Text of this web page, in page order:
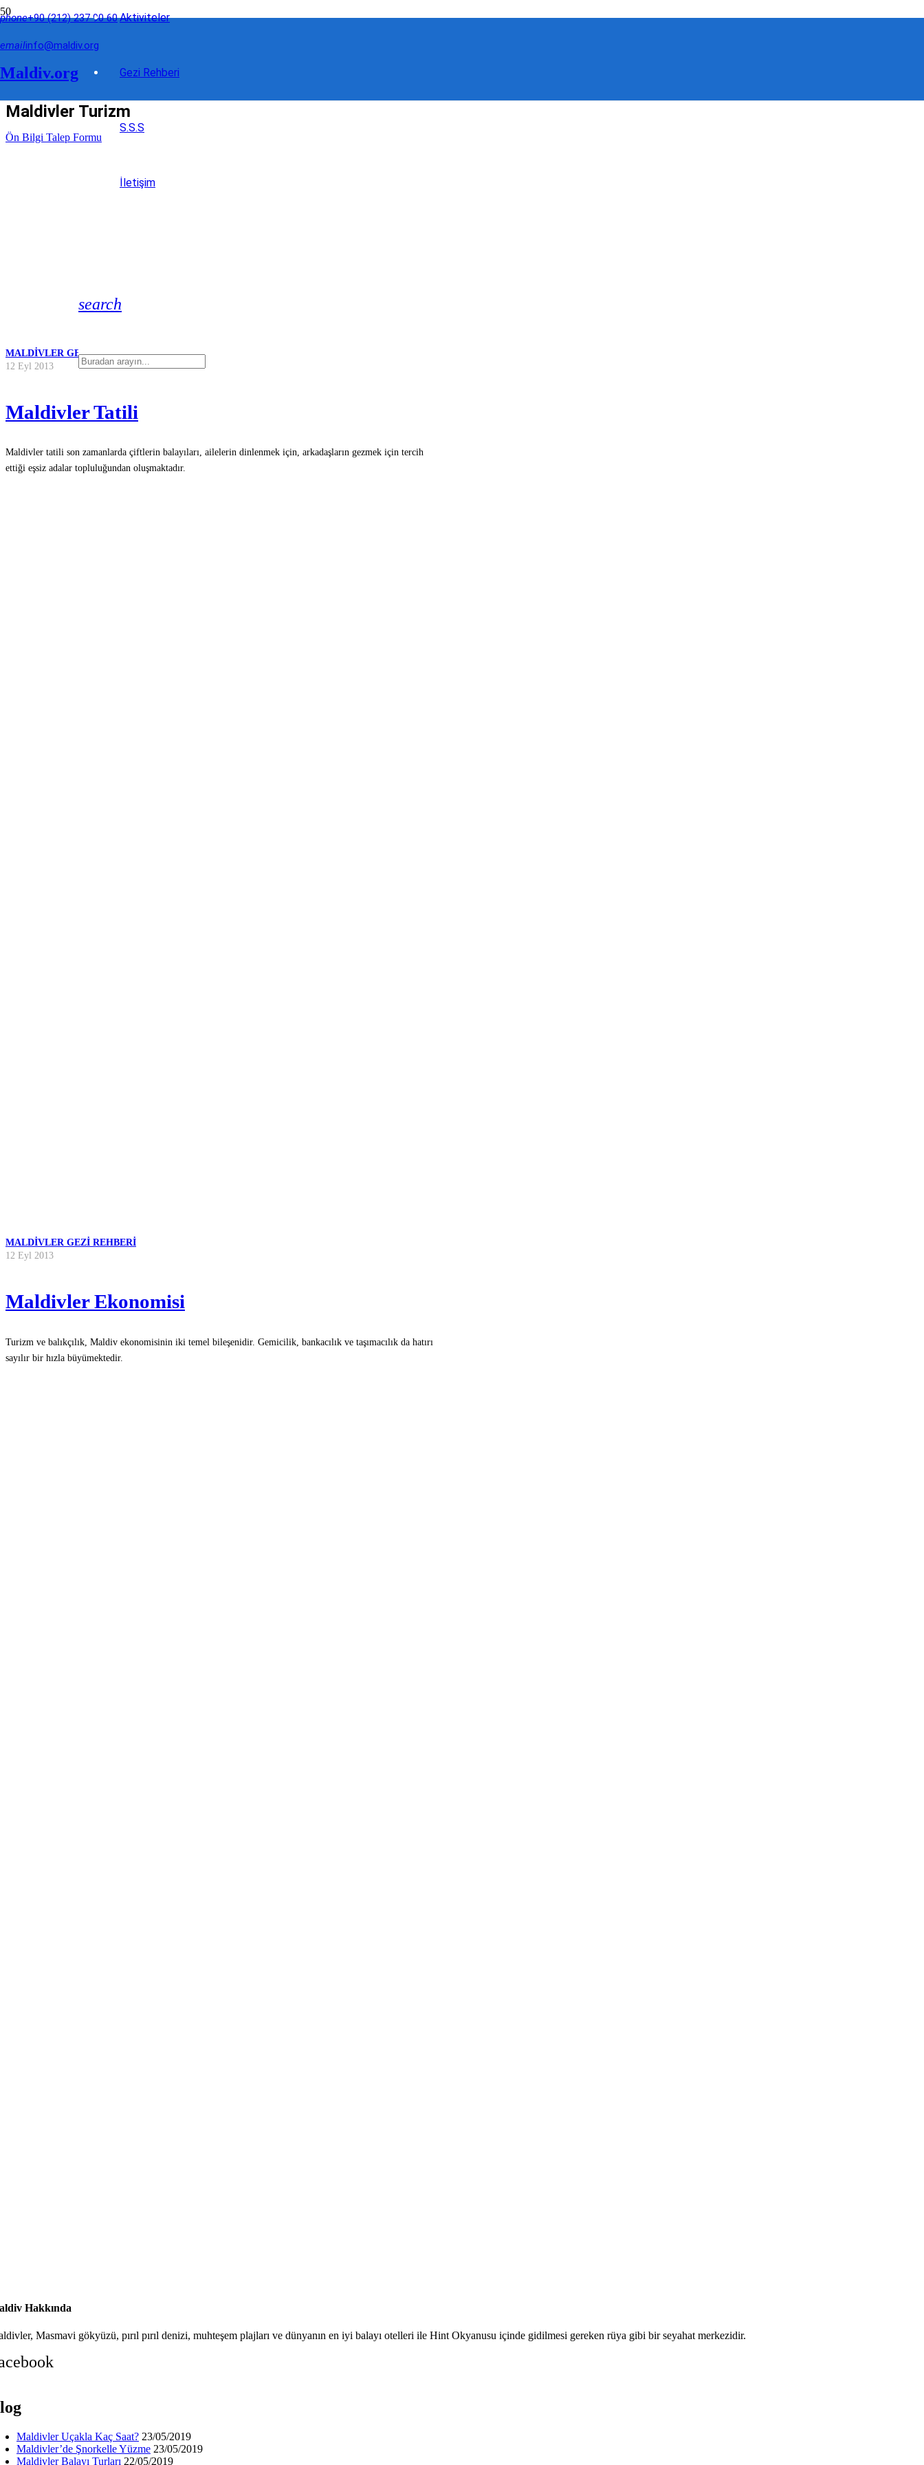
phone+90 (212) 237 90 60
emailinfo@maldiv.org
Maldiv.org
Aktiviteler
Gezi Rehberi
S.S.S
İletişim
search
Maldivler Turizm
Ön Bilgi Talep Formu
MALDIVLER GEZI REHBERI
12 Eyl 2013
Maldivler Tatili
Maldivler tatili son zamanlarda çiftlerin balayıları, ailelerin dinlenmek için, arkadaşların gezmek için tercih
ettiği eşsiz adalar topluluğundan oluşmaktadır.
MALDIVLER GEZI REHBERI
12 Eyl 2013
Maldivler Ekonomisi
Turizm ve balıkçılık, Maldiv ekonomisinin iki temel bileşenidir. Gemicilik, bankacılık ve taşımacılık da hatırı
sayılır bir hızla büyümektedir.
Hakkında
Masmavi gökyüzü, pırıl pırıl denizi, muhteşem plajları ve dünyanın en iyi balayı otelleri ile Hint Okyanusu içinde gidilmesi gereken rüya gibi bir seyahat merkezidir.
Maldivler Uçakla Kaç Saat? 23/05/2019
Maldivler’de Şnorkelle Yüzme 23/05/2019
Maldivler Balayı Turları 22/05/2019